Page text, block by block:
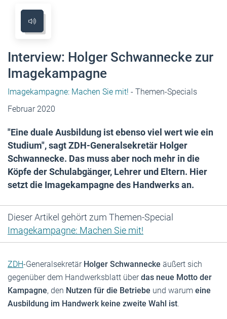
Interview: Holger Schwannecke zur
Imagekampagne
Imagekampagne: Machen Sie mit! - Themen-Specials
Februar 2020
"Eine duale Ausbildung ist ebenso viel wert wie ein
Studium", sagt ZDH-Generalsekretär Holger
Schwannecke. Das muss aber noch mehr in die
Köpfe der Schulabgänger, Lehrer und Eltern. Hier
setzt die Imagekampagne des Handwerks an.
Dieser Artikel gehört zum Themen-Special
Imagekampagne: Machen Sie mit!
ZDH-Generalsekretär Holger Schwannecke äußert sich
gegenüber dem Handwerksblatt überdas neue Motto der
Kampagne, den Nutzen für die Betriebe und warum eine
Ausbildung im Handwerk keine zweite Wahl ist.